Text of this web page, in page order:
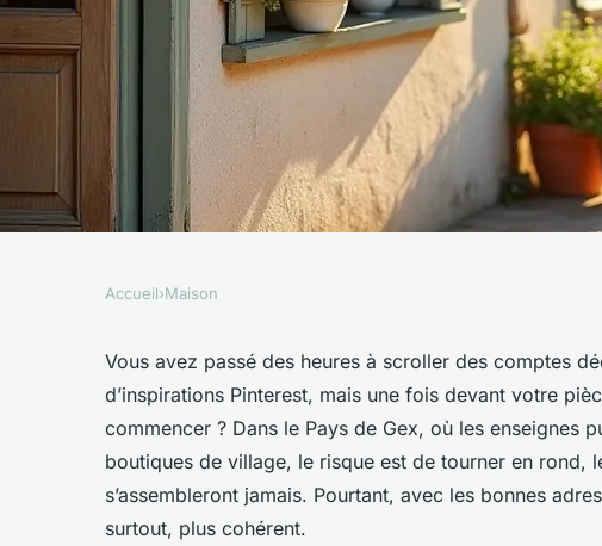
les meilleures
le Pays de Gex
Accueil›Maison
Vous avez passé des heures à scroller des comptes
d’inspirations Pinterest, mais une fois devant votre
commencer ? Dans le Pays de Gex, où les enseignes
boutiques de village, le risque est de tourner en rond,
s’assembleront jamais. Pourtant, avec les bonnes
surtout, plus cohérent.